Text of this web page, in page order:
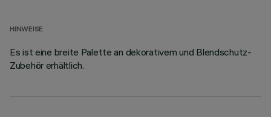
HINWEISE
Es ist eine breite Palette an dekorativem und Blendschutz-
Zubehör erhältlich.